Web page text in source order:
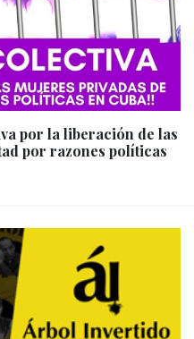
por la liberación de las
por razones políticas